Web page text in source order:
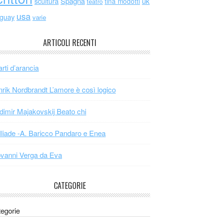
usa varie
ARTICOLI RECENTI
d’arancia
Nordbrandt L’amore è così logico
Majakovskij Beato chi
-A. Baricco Pandaro e Enea
Verga da Eva
CATEGORIE